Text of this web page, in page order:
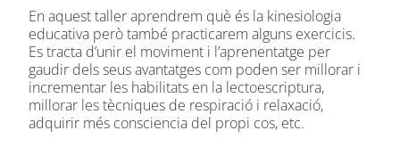
En aquest taller aprendrem què és la kinesiologia
educativa però també practicarem alguns exercicis.
Es tracta d’unir el moviment i l’aprenentatge per
gaudir dels seus avantatges com poden ser millorar i
incrementar les habilitats en la lectoescriptura,
millorar les tècniques de respiració i relaxació,
adquirir més consciencia del propi cos, etc.